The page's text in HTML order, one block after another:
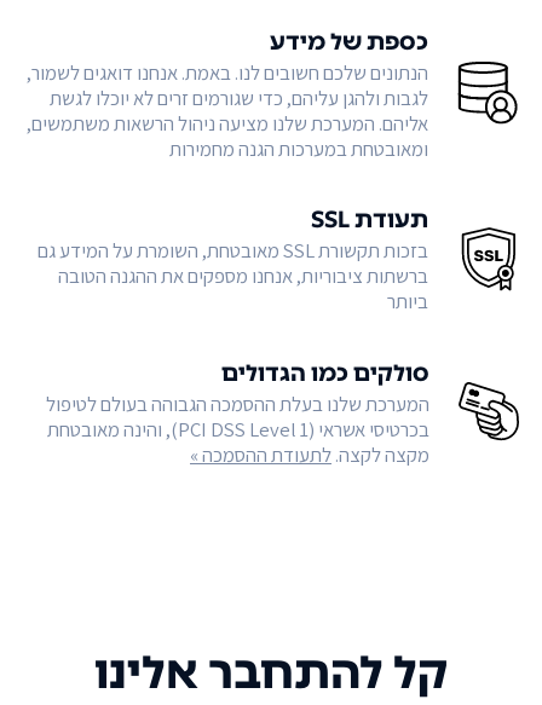
כספת של מידע
הנתונים שלכם חשובים לנו. באמת. אנחנו דואגים לשמור,
לגבות ולהגן עליהם, כדי שגורמים זרים לא יוכלו לגשת
אליהם. המערכת שלנו מציעה ניהול הרשאות משתמשים,
ומאובטחת במערכות הגנה מחמירות
תעודת SSL
בזכות תקשורת SSL מאובטחת, השומרת על המידע גם
ברשתות ציבוריות, אנחנו מספקים את ההגנה הטובה
ביותר
סולקים כמו הגדולים
המערכת שלנו בעלת ההסמכה הגבוהה בעולם לטיפול
בכרטיסי אשראי (PCI DSS Level 1), והינה מאובטחת
מקצה לקצה.לתעודת ההסמכה »
קל להתחבר אלינו